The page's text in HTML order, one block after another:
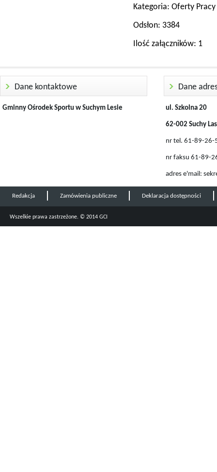
Kategoria: Oferty Pracy
Odsłon: 3384
Ilość załączników: 1
Dane kontaktowe
Gminny Ośrodek Sportu w Suchym Lesie
Dane
ul. Szkolna 20
62-002 Suchy Las
nr tel. 61-89-26-
nr faksu 61-89-
adres e'mail:
Redakcja Zamówienia publiczne Deklaracja dostępności
Wszelkie prawa zastrzeżone. © 2014 GCI